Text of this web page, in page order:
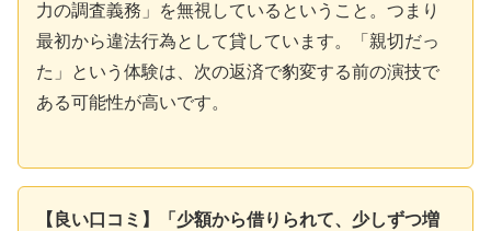
力の調査義務」を無視しているということ。つまり
最初から違法行為として貸しています。「親切だっ
た」という体験は、次の返済で豹変する前の演技で
ある可能性が高いです。
【良い口コミ】「少額から借りられて、少しずつ増